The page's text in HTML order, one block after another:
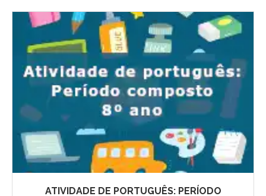
ATIVIDADE DE PORTUGUÊS: PERÍODO